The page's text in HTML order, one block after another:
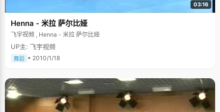
03:16
Henna - 米拉 萨尔比娅
飞宇视频 , Henna - 米拉 萨尔比娅
UP主: 飞宇视频
舞蹈 • 2010/1/18